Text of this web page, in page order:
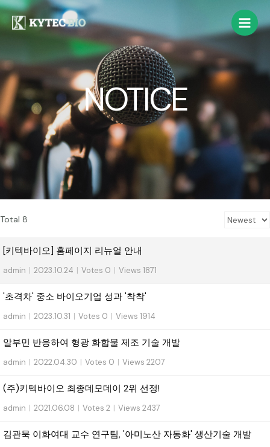
NOTICE
Total 8
[키텍바이오] 홈페이지 리뉴얼 안내
admin | 2023.10.24 | Votes 0 | Views 1871
'초격차' 중소 바이오기업 성과 '착착'
admin | 2023.10.31 | Votes 0 | Views 1914
알부민 반응하여 형광 화합물 제조 기술 개발
admin | 2022.04.30 | Votes 0 | Views 2207
(주)키텍바이오 최종데모데이 2위 선정!
admin | 2021.06.08 | Votes 2 | Views 2437
김관묵 이화여대 교수 연구팀, '아미노산 자동화' 생산기술 개발